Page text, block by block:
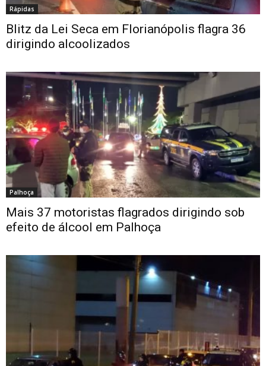
Rápidas
Blitz da Lei Seca em Florianópolis flagra 36
dirigindo alcoolizados
Palhoça
Mais 37 motoristas flagrados dirigindo sob
efeito de álcool em Palhoça